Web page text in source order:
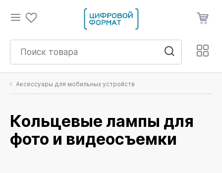
Аксессуары для мобильных устройств
Кольцевые лампы для
фото и видеосъемки